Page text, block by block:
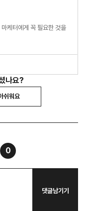
케터에게 꼭 필요한 것을
나요?
쉬워요
0
댓글남기기